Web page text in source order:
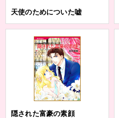
天使のためについた嘘
隠された富豪の素顔